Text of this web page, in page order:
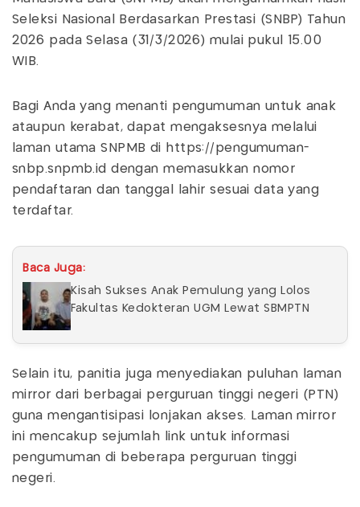
Seleksi Nasional Berdasarkan Prestasi (SNBP) Tahun
2026 pada Selasa (31/3/2026) mulai pukul 15.00
WIB.
Bagi Anda yang menanti pengumuman untuk anak
ataupun kerabat, dapat mengaksesnya melalui
laman utama SNPMB di https://pengumuman-
snbp.snpmb.id dengan memasukkan nomor
pendaftaran dan tanggal lahir sesuai data yang
terdaftar.
Baca Juga:
Kisah Sukses Anak Pemulung yang Lolos
Fakultas Kedokteran UGM Lewat SBMPTN
Selain itu, panitia juga menyediakan puluhan laman
mirror dari berbagai perguruan tinggi negeri (PTN)
guna mengantisipasi lonjakan akses. Laman mirror
ini mencakup sejumlah link untuk informasi
pengumuman di beberapa perguruan tinggi
negeri.